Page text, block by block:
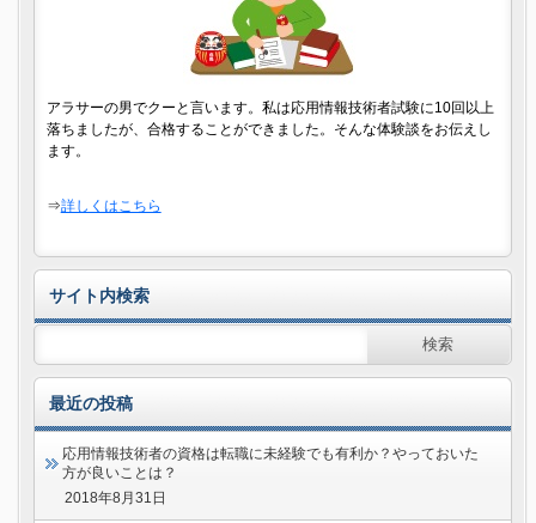
アラサーの男でクーと言います。私は応用情報技術者試験に10回以上
落ちましたが、合格することができました。そんな体験談をお伝えし
ます。
⇒詳しくはこちら
サイト内検索
最近の投稿
応用情報技術者の資格は転職に未経験でも有利か？やっておいた
方が良いことは？
2018年8月31日